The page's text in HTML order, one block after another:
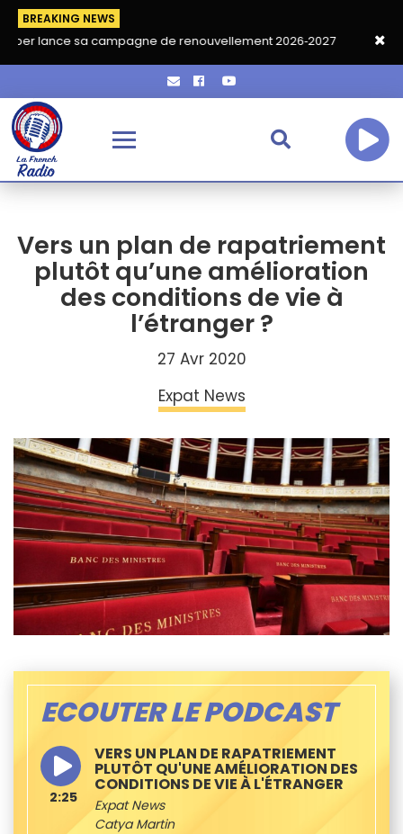
BREAKING NEWS
sa campagne de renouvellement 2026‑2027 Grand café de
Vers un plan de rapatriement
plutôt qu’une amélioration
des conditions de vie à
l’étranger ?
27 Avr 2020
Expat News
ECOUTER LE PODCAST
VERS UN PLAN DE RAPATRIEMENT
PLUTÔT QU'UNE AMÉLIORATION DES
CONDITIONS DE VIE À L'ÉTRANGER
Expat News
Catya Martin
2:25